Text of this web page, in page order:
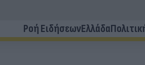
Ροή ΕιδήσεωνΕλλάδα